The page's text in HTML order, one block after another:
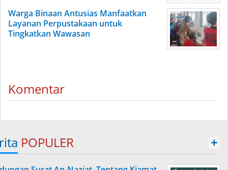
Warga Binaan Antusias Manfaatkan
Layanan Perpustakaan untuk
Tingkatkan Wawasan
Komentar
POPULER +